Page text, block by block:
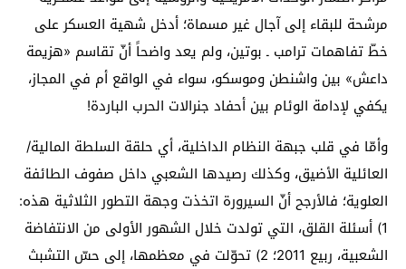
مرشحة للبقاء إلى آجال غير مسماة؛ أدخل شهية العسكر على
خطّ تفاهمات ترامب ـ بوتين، ولم يعد واضحاً أنّ تقاسم «هزيمة
داعش» بين واشنطن وموسكو، سواء في الواقع أم في المجاز،
يكفي لإدامة الوئام بين أحفاد جنرالات الحرب الباردة!
وأمّا في قلب جبهة النظام الداخلية، أي حلقة السلطة المالية/
العائلية الأضيق، وكذلك رصيدها الشعبي داخل صفوف الطائفة
العلوية؛ فالأرجح أنّ السيرورة اتخذت وجهة التطور الثلاثية هذه:
1) أسئلة القلق، التي تولدت خلال الشهور الأولى من الانتفاضة
الشعبية، ربيع 2011؛ 2) تحوّلت في معظمها، إلى حسّ التشبث